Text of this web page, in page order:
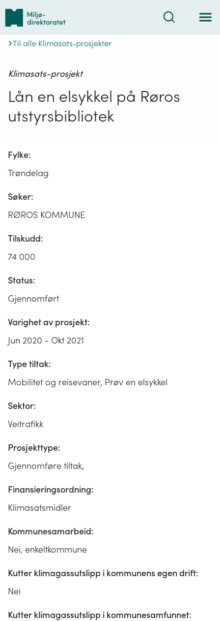
Tilbake
forsiden
Søk
Til alle Klimasats-prosjekter
Klimasats-prosjekt
Lån en elsykkel på Røros
utstyrsbibliotek
Fylke:
Trøndelag
Søker:
RØROS KOMMUNE
Tilskudd:
74 000
Status:
Gjennomført
Varighet av prosjekt:
Jun 2020 - Okt 2021
Type tiltak:
Mobilitet og reisevaner, Prøv en elsykkel
Sektor:
Veitrafikk
Prosjekttype:
Gjennomføre tiltak,
Finansieringsordning:
Klimasatsmidler
Kommunesamarbeid:
Nei, enkeltkommune
Kutter klimagassutslipp i kommunens egen drift:
Nei
Kutter klimagassutslipp i kommunesamfunnet: